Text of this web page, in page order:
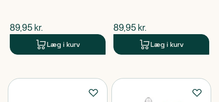
$nuværende pris
89,95 kr.
Læg i kurv
$nuværende pris
89,95 kr.
Læg i kurv